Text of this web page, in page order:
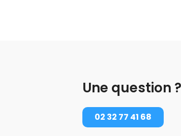
Une question
02 32 77 41 68